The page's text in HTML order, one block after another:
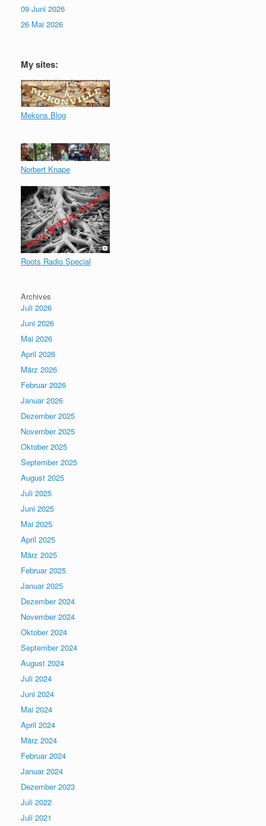
09 Juni 2026
26 Mai 2026
My sites:
Mekons Blog
Norbert Knape
Roots Radio Special
Archives
Juli 2026
Juni 2026
Mai 2026
April 2026
März 2026
Februar 2026
Januar 2026
Dezember 2025
November 2025
Oktober 2025
September 2025
August 2025
Juli 2025
Juni 2025
Mai 2025
April 2025
März 2025
Februar 2025
Januar 2025
Dezember 2024
November 2024
Oktober 2024
September 2024
August 2024
Juli 2024
Juni 2024
Mai 2024
April 2024
März 2024
Februar 2024
Januar 2024
Dezember 2023
Juli 2022
Juli 2021